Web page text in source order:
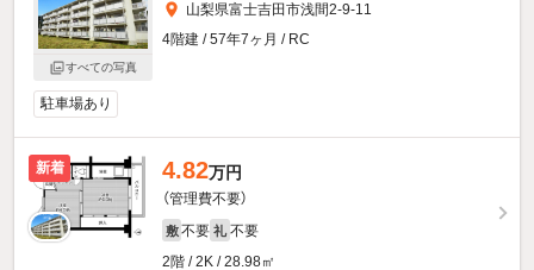
すべての写真
山梨県富士吉田市浅間2-9-11
4階建 / 57年7ヶ月 / RC
駐車場あり
新着 4.82万円
（管理費不要）
敷 不要 礼 不要
2階 / 2K / 28.98㎡